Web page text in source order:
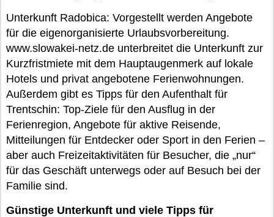
Unterkunft Radobica: Vorgestellt werden Angebote
für die eigenorganisierte Urlaubsvorbereitung.
www.slowakei-netz.de unterbreitet die Unterkunft zur
Kurzfristmiete mit dem Hauptaugenmerk auf lokale
Hotels und privat angebotene Ferienwohnungen.
Außerdem gibt es Tipps für den Aufenthalt für
Trentschin: Top-Ziele für den Ausflug in der
Ferienregion, Angebote für aktive Reisende,
Mitteilungen für Entdecker oder Sport in den Ferien –
aber auch Freizeitaktivitäten für Besucher, die „nur“
für das Geschäft unterwegs oder auf Besuch bei der
Familie sind.
Günstige Unterkunft und viele Tipps für